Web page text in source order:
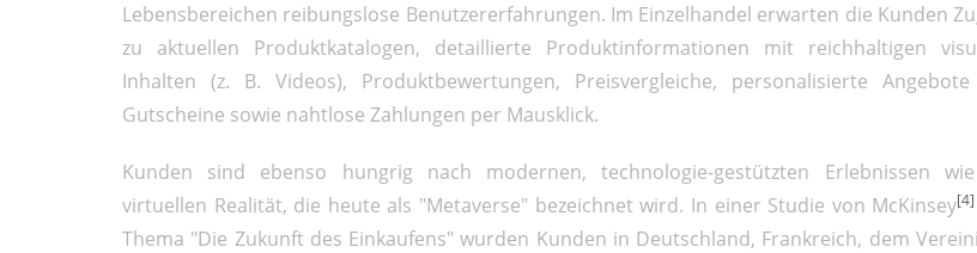
Lebensbereichen reibungslose Benutzererfahrungen. Im Einzelhandel erwarten die Kunden
zu aktuellen Produktkatalogen, detaillierte Produktinformationen mit reichhaltigen
Inhalten (z. B. Videos), Produktbewertungen, Preisvergleiche, personalisierte
Gutscheine sowie nahtlose Zahlungen per Mausklick.
Kunden sind ebenso hungrig nach modernen, technologie-gestützten Erlebnissen
virtuellen Realität, die heute als "Metaverse" bezeichnet wird. In einer Studie von McKinsey[4]
Thema "Die Zukunft des Einkaufens" wurden Kunden in Deutschland, Frankreich, dem